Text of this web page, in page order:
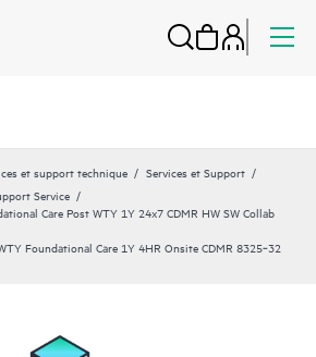
et support technique
Services et Support
Service
Care Post WTY 1Y 24x7 CDMR HW SW Collab
Foundational Care 1Y 4HR Onsite CDMR 8325‑32